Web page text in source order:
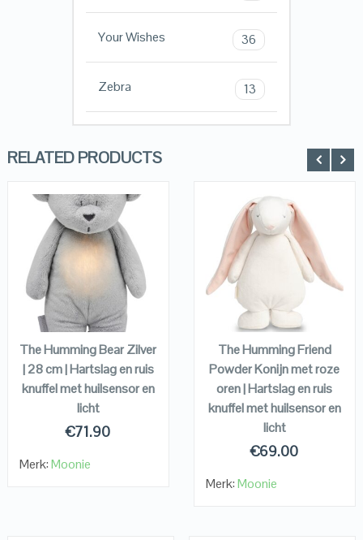
Your Wishes 36
Zebra 13
RELATED PRODUCTS
QUICK LOOK
VIEW DETAILS
KOPEN
The Humming Bear Zilver
| 28 cm | Hartslag en ruis
knuffel met huilsensor en
licht
€71.90
Merk:Moonie
QUICK LOOK
VIEW DETAILS
KOPEN
The Humming Friend
Powder Konijn met roze
oren | Hartslag en ruis
knuffel met huilsensor en
licht
€69.00
Merk:Moonie